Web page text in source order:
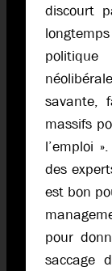
discourt
savante,
massifs
l’emploi
des
est bon
pour
saccage